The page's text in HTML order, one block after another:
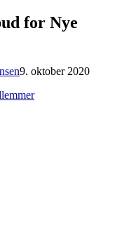
for Nye
9. oktober 2020